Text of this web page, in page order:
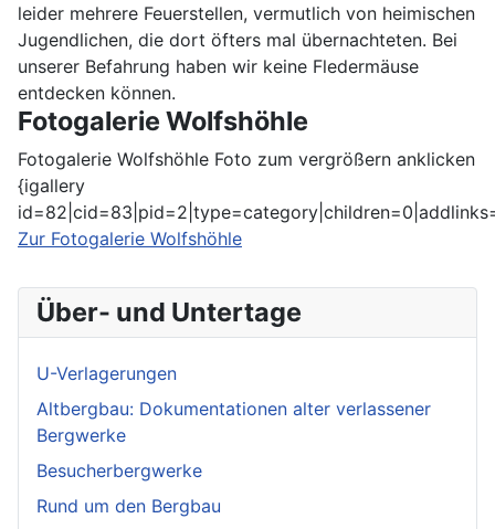
leider mehrere Feuerstellen, vermutlich von heimischen
Jugendlichen, die dort öfters mal übernachteten. Bei
unserer Befahrung haben wir keine Fledermäuse
entdecken können.
Fotogalerie Wolfshöhle
Fotogalerie Wolfshöhle Foto zum vergrößern anklicken
{igallery
Zur Fotogalerie Wolfshöhle
Über- und Untertage
U-Verlagerungen
Altbergbau: Dokumentationen alter verlassener
Bergwerke
Besucherbergwerke
Rund um den Bergbau